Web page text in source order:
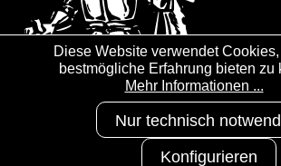
Diese Website verwendet
bestmögliche Erfahrung bieten zu
Mehr Informationen ...
Nur technisch
Konfigurieren